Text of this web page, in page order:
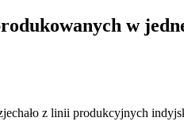
w
z linii produkcyjnych